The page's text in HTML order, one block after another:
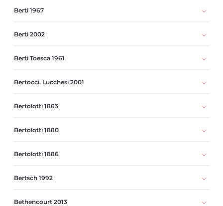
Berti 1967
Berti 2002
Berti Toesca 1961
Bertocci, Lucchesi 2001
Bertolotti 1863
Bertolotti 1880
Bertolotti 1886
Bertsch 1992
Bethencourt 2013